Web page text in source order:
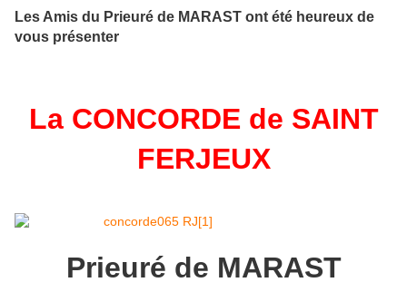
Les Amis du Prieuré de MARAST ont été heureux de
vous présenter
La CONCORDE de SAINT
FERJEUX
Prieuré de MARAST